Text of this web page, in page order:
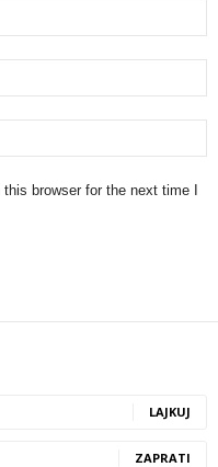
browser for the next time I
LAJKUJ
ZAPRATI